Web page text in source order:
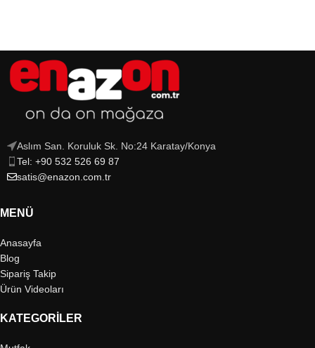
Aslım San. Koruluk Sk. No:24 Karatay/Konya
Tel: +90 532 526 69 87
satis@enazon.com.tr
MENÜ
Anasayfa
Blog
Sipariş Takip
Ürün Videoları
KATEGORILER